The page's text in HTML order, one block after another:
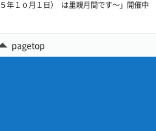
年１０月１日） は里親月間です～」開催中
pagetop